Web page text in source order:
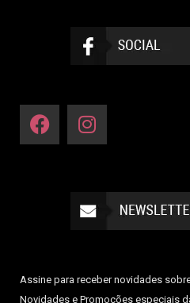
Assine para receber novidades
Novidades e Promoções especiais